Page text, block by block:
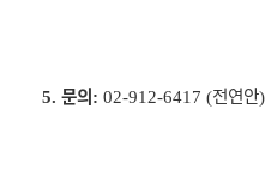
5. 문의: 02-912-6417 (전연안)